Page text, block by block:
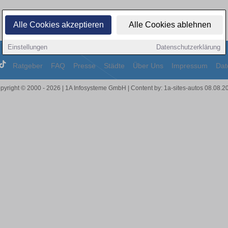
Alle Cookies akzeptieren Alle Cookies ablehnen
Einstellungen Datenschutzerklärung
Ratgeber FAQ Presse Städte Über Uns Impressum
© 2000 - 2026 | 1A Infosysteme GmbH | Content by: 1a-sites-autos